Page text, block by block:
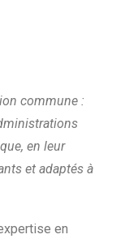
et de la
commune :
en leur
et adaptés à
en